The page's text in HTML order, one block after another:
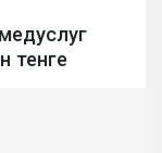
тенге